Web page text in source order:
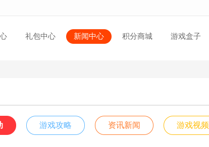
礼包中心 新闻中心 积分商城 游戏盒子
游戏攻略 资讯新闻 游戏视频